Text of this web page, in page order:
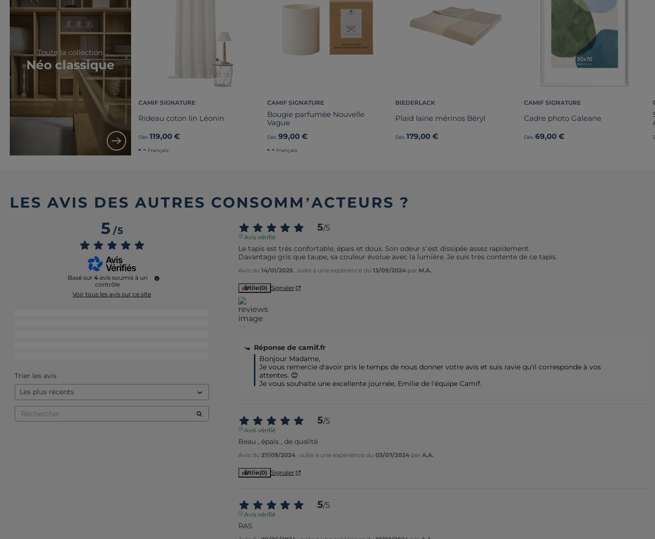
Toute la collection
Néo classique
CAMIF SIGNATURE
Rideau coton lin Léonin
Dès 119,00 €
Français
CAMIF SIGNATURE
Bougie parfumée Nouvelle
Vague
Dès 99,00 €
Français
BIEDERLACK
Plaid laine mérinos Béryl
Dès 179,00 €
CAMIF SIGNATURE
Cadre photo Galeane
Dès 69,00 €
LES AVIS DES AUTRES CONSOMM’ACTEURS ?
5/5
Basé sur 4 avis soumis à un
contrôle
Voir tous les avis sur ce site
4
0
0
0
0
Trier les avis
5/5
Avis vérifié
Le tapis est très confortable, épais et doux. Son odeur s’est dissipée assez rapidement.
Davantage gris que taupe, sa couleur évolue avec la lumière. Je suis très contente de ce tapis.
Avis du 14/01/2025 , suite à une expérience du 13/09/2024 par M.A.
Utile(0) Signaler
Réponse de camif.fr
Bonjour Madame,
Je vous remercie d'avoir pris le temps de nous donner votre avis et suis ravie qu'il corresponde à vos
attentes. 😊
Je vous souhaite une excellente journée, Emilie de l'équipe Camif.
5/5
Avis vérifié
Beau , épais , de qualité
Avis du 27/09/2024 , suite à une expérience du 03/07/2024 par A.A.
Utile(0) Signaler
5/5
Avis vérifié
RAS